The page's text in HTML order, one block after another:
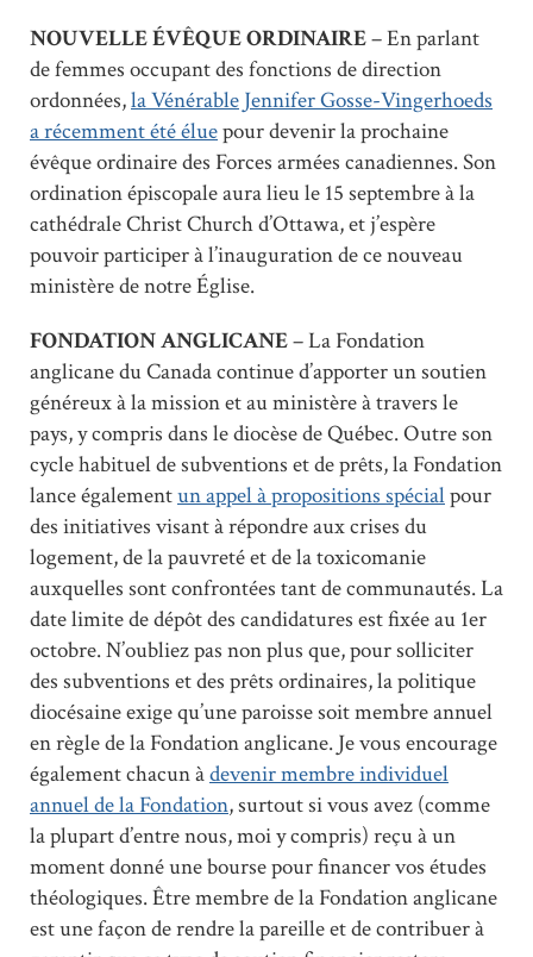
NOUVELLE ÉVÊQUE ORDINAIRE– En parlant
de femmes occupant des fonctions de direction
ordonnées,la Vénérable Jennifer Gosse-Vingerhoeds
a récemment été éluepour devenir la prochaine
évêque ordinaire des Forces armées canadiennes. Son
ordination épiscopale aura lieu le 15 septembre à la
cathédrale Christ Church d’Ottawa, et j’espère
pouvoir participer à l’inauguration de ce nouveau
ministère de notre Église.
FONDATION ANGLICANE– La Fondation
anglicane du Canada continue d’apporter un soutien
généreux à la mission et au ministère à travers le
pays, y compris dans le diocèse de Québec. Outre son
cycle habituel de subventions et de prêts, la Fondation
lance égalementun appel à propositions spécialpour
des initiatives visant à répondre aux crises du
logement, de la pauvreté et de la toxicomanie
auxquelles sont confrontées tant de communautés. La
date limite de dépôt des candidatures est fixée au 1er
octobre. N’oubliez pas non plus que, pour solliciter
des subventions et des prêts ordinaires, la politique
diocésaine exige qu’une paroisse soit membre annuel
en règle de la Fondation anglicane. Je vous encourage
également chacun àdevenir membre individuel
annuel de la Fondation, surtout si vous avez (comme
la plupart d’entre nous, moi y compris) reçu à un
moment donné une bourse pour financer vos études
théologiques. Être membre de la Fondation anglicane
est une façon de rendre la pareille et de contribuer à